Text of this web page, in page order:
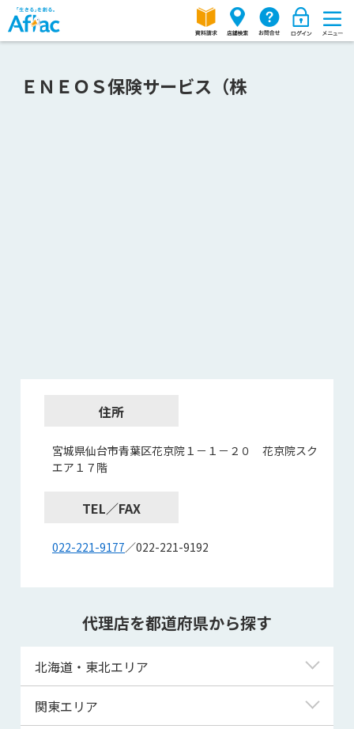
ＥＮＥＯＳ保険サービス（株
住所
宮城県仙台市青葉区花京院１－１－２０ 花京院スク
エア１７階
TEL／FAX
022-221-9177／022-221-9192
代理店を都道府県から探す
北海道・東北エリア
北海道
関東エリア